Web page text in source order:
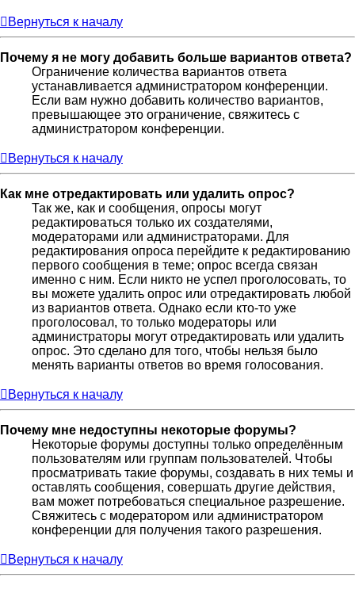
Вернуться к началу
Почему я не могу добавить больше вариантов ответа?
Ограничение количества вариантов ответа
устанавливается администратором конференции.
Если вам нужно добавить количество вариантов,
превышающее это ограничение, свяжитесь с
администратором конференции.
Вернуться к началу
Как мне отредактировать или удалить опрос?
Так же, как и сообщения, опросы могут
редактироваться только их создателями,
модераторами или администраторами. Для
редактирования опроса перейдите к редактированию
первого сообщения в теме; опрос всегда связан
именно с ним. Если никто не успел проголосовать, то
вы можете удалить опрос или отредактировать любой
из вариантов ответа. Однако если кто-то уже
проголосовал, то только модераторы или
администраторы могут отредактировать или удалить
опрос. Это сделано для того, чтобы нельзя было
менять варианты ответов во время голосования.
Вернуться к началу
Почему мне недоступны некоторые форумы?
Некоторые форумы доступны только определённым
пользователям или группам пользователей. Чтобы
просматривать такие форумы, создавать в них темы и
оставлять сообщения, совершать другие действия,
вам может потребоваться специальное разрешение.
Свяжитесь с модератором или администратором
конференции для получения такого разрешения.
Вернуться к началу